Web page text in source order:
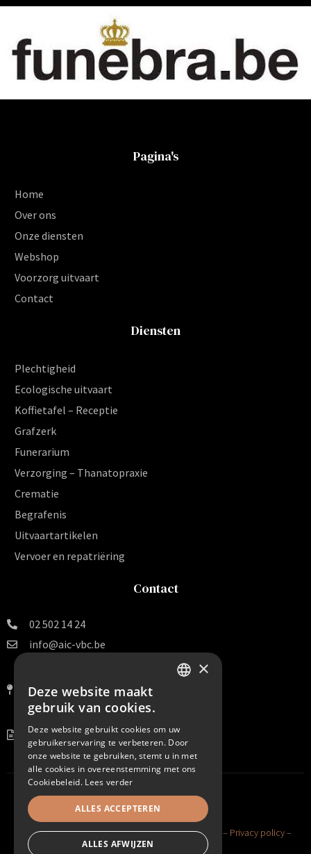
Pagina's
Home
Over ons
Onze diensten
Webshop
Voorzorg uitvaart
Contact
Diensten
Plechtigheid
Ecologische uitvaart
Koffietafel – Receptie
Grafzerk
Funerarium
Verzorging – Thanatopraxie
Crematie
Begrafenis
Uitvaartartikelen
Vervoer en repatriëring
Contact
02 502 14 24
info@aic-vbc.be
Begrafenissen en Crematies v.z.w.
Van Arteveldestraat 140 B 16
1000 Brussel
BE 0456.099.938
©2025 AIC VBC. All Rights Reserved –Cookie policy – Privacy policy–
Sitemap
×
Deze website maakt
gebruik van cookies.
Deze website gebruikt cookies om uw
gebruikerservaring te verbeteren. Door
onze website te gebruiken, stemt u in met
alle cookies in overeenstemming met ons
Cookiebeleid. Lees verder
ALLES ACCEPTEREN
ALLES AFWIJZEN